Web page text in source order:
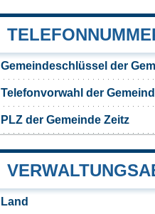
Gemeindeschlüssel der
Telefonvorwahl der
PLZ der Gemeinde Zeitz
Land